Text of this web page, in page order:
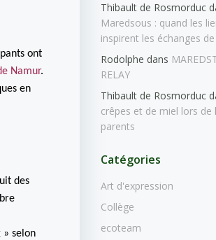
ont
Namur.
en
des
» selon
Thibault de Rosmorduc
Maredsous : quand les
inspirent les échanges
Rodolphe dans
RELAY
Thibault de Rosmorduc
crêpes et de miel lors de
parents
Catégories
Art d'expression
Collège
ecoteam